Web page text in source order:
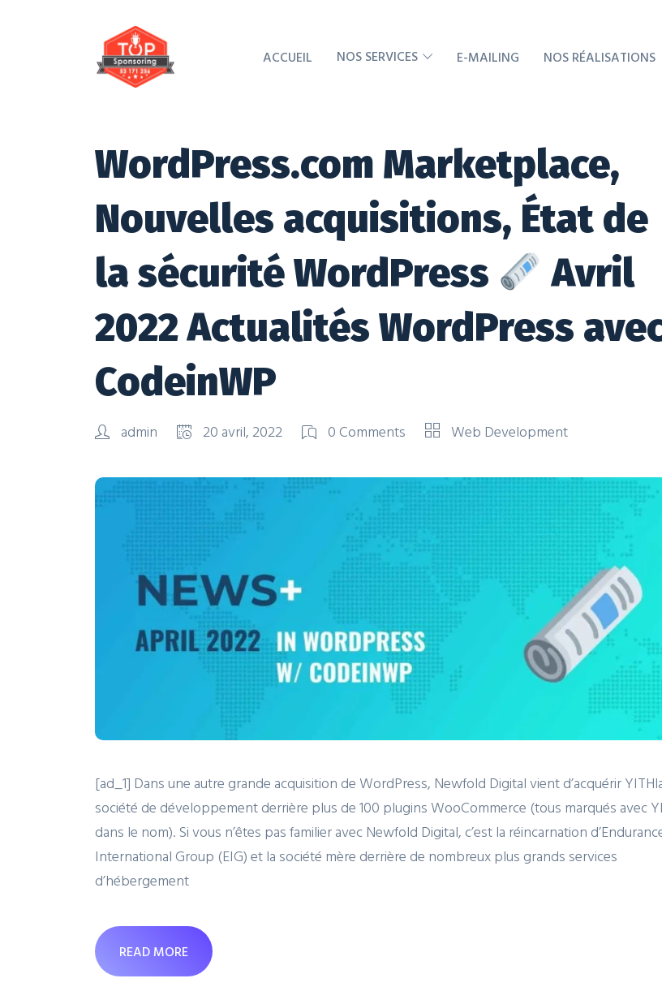
ACCUEIL NOS SERVICES E-MAILING NOS RÉALISATIONS
WordPress.com Marketplace,
Nouvelles acquisitions, État de
la sécurité WordPress
Avril
2022 Actualités WordPress
CodeinWP
admin 20 avril, 2022 0 Comments Web Development
[ad_1] Dans une autre grande acquisition de WordPress, Newfold Digital vient d’acquérir
société de développement derrière plus de 100 plugins WooCommerce (tous marqués avec
dans le nom). Si vous n’êtes pas familier avec Newfold Digital, c’est la réincarnation
International Group (EIG) et la société mère derrière de nombreux plus grands services
d’hébergement
READ MORE